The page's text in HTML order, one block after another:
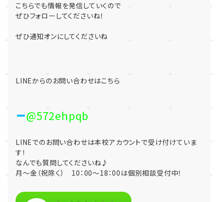
こちらでも情報を発信していくので
ぜひフォローしてくださいね！
ぜひ通知オンにしてくださいね
LINEからのお問い合わせはこちら
@572ehpqb
LINEでのお問い合わせは本校アカウントで受け付けていま
す！
なんでも質問してくださいね♪
月～金（祝除く） 10：00～18：00は個別相談受付中！